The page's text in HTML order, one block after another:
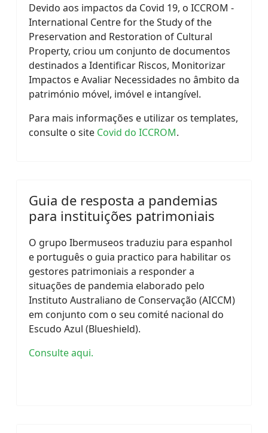
Devido aos impactos da Covid 19, o ICCROM -
International Centre for the Study of the
Preservation and Restoration of Cultural
Property, criou um conjunto de documentos
destinados a Identificar Riscos, Monitorizar
Impactos e Avaliar Necessidades no âmbito da
património móvel, imóvel e intangível.
Para mais informações e utilizar os templates,
consulte o site Covid do ICCROM.
Guia de resposta a pandemias
para instituições patrimoniais
O grupo Ibermuseos traduziu para espanhol
e português o guia practico para habilitar os
gestores patrimoniais a responder a
situações de pandemia elaborado pelo
Instituto Australiano de Conservação (AICCM)
em conjunto com o seu comité nacional do
Escudo Azul (Blueshield).
Consulte aqui.